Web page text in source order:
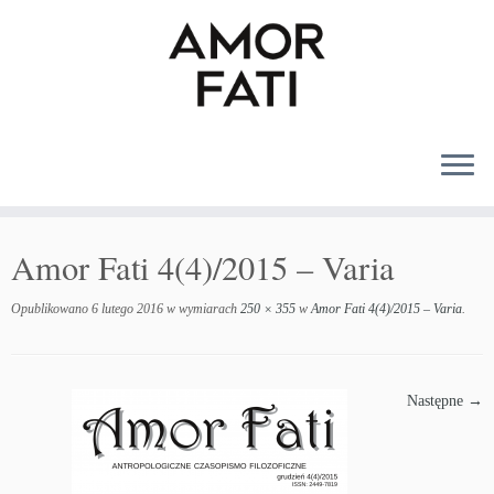
Amor Fati 4(4)/2015 – Varia
Opublikowano 6 lutego 2016 w wymiarach 250 × 355 wAmor Fati 4(4)/2015 – Varia.
Następne →